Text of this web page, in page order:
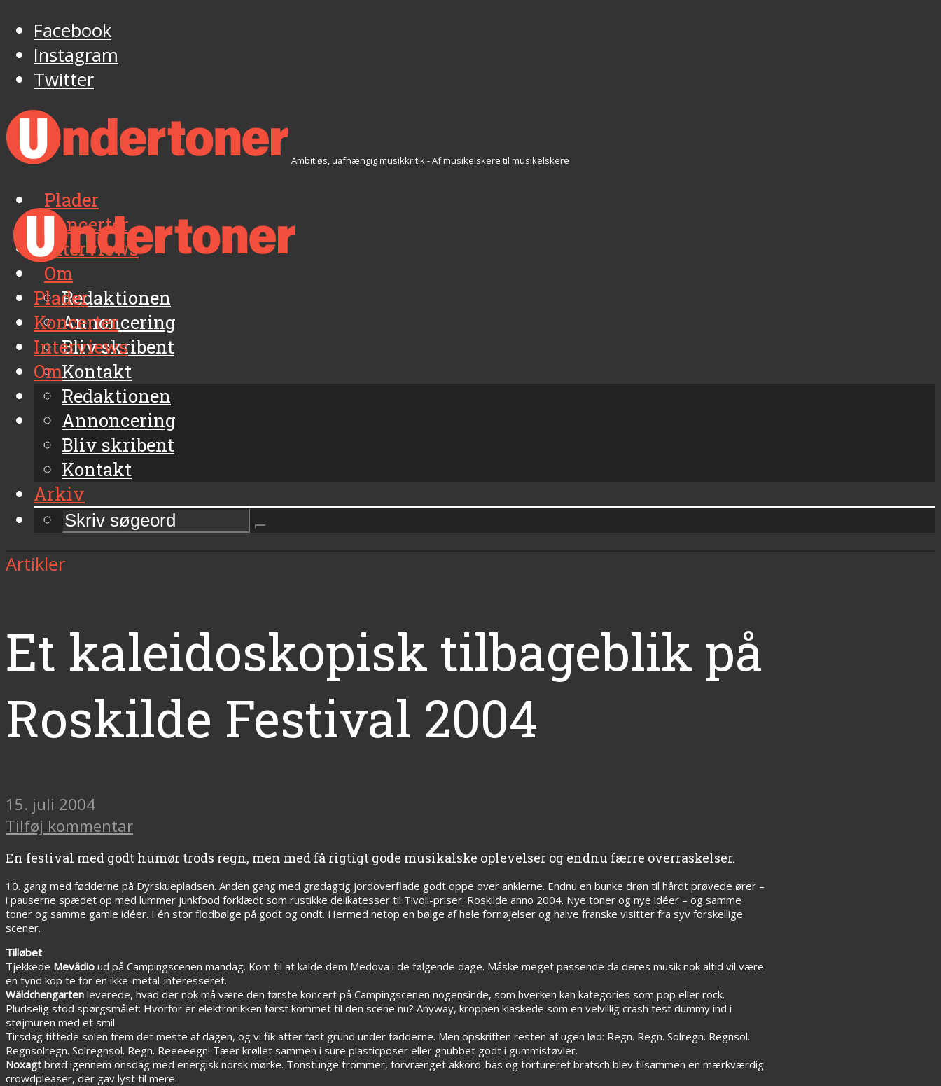
Facebook
Instagram
Twitter
Ambitiøs, uafhængig musikkritik - Af musikelskere til musikelskere
Plader
Koncerter
Interviews
Om
Redaktionen
Annoncering
Bliv skribent
Kontakt
Arkiv
Plader
Koncerter
Interviews
Om
Redaktionen
Annoncering
Bliv skribent
Kontakt
Arkiv
Artikler
Et kaleidoskopisk tilbageblik på
Roskilde Festival 2004
15. juli 2004
Tilføj kommentar
En festival med godt humør trods regn, men med få rigtigt gode musikalske oplevelser og endnu færre overraskelser.
10. gang med fødderne på Dyrskuepladsen. Anden gang med grødagtig jordoverflade godt oppe over anklerne. Endnu en bunke drøn til hårdt prøvede ører –
i pauserne spædet op med lummer junkfood forklædt som rustikke delikatesser til Tivoli-priser. Roskilde anno 2004. Nye toner og nye idéer – og samme
toner og samme gamle idéer. I én stor flodbølge på godt og ondt. Hermed netop en bølge af hele fornøjelser og halve franske visitter fra syv forskellige
scener.
Tilløbet
Tjekkede Mevâdio ud på Campingscenen mandag. Kom til at kalde dem Medova i de følgende dage. Måske meget passende da deres musik nok altid vil være
en tynd kop te for en ikke-metal-interesseret.
Wäldchengarten leverede, hvad der nok må være den første koncert på Campingscenen nogensinde, som hverken kan kategories som pop eller rock.
Pludselig stod spørgsmålet: Hvorfor er elektronikken først kommet til den scene nu? Anyway, kroppen klaskede som en velvillig crash test dummy ind i
støjmuren med et smil.
Tirsdag tittede solen frem det meste af dagen, og vi fik atter fast grund under fødderne. Men opskriften resten af ugen lød: Regn. Regn. Solregn. Regnsol.
Regnsolregn. Solregnsol. Regn. Reeeeegn! Tæer krøllet sammen i sure plasticposer eller gnubbet godt i gummistøvler.
Noxagt brød igennem onsdag med energisk norsk mørke. Tonstunge trommer, forvrænget akkord-bas og tortureret bratsch blev tilsammen en mærkværdig
crowdpleaser, der gav lyst til mere.